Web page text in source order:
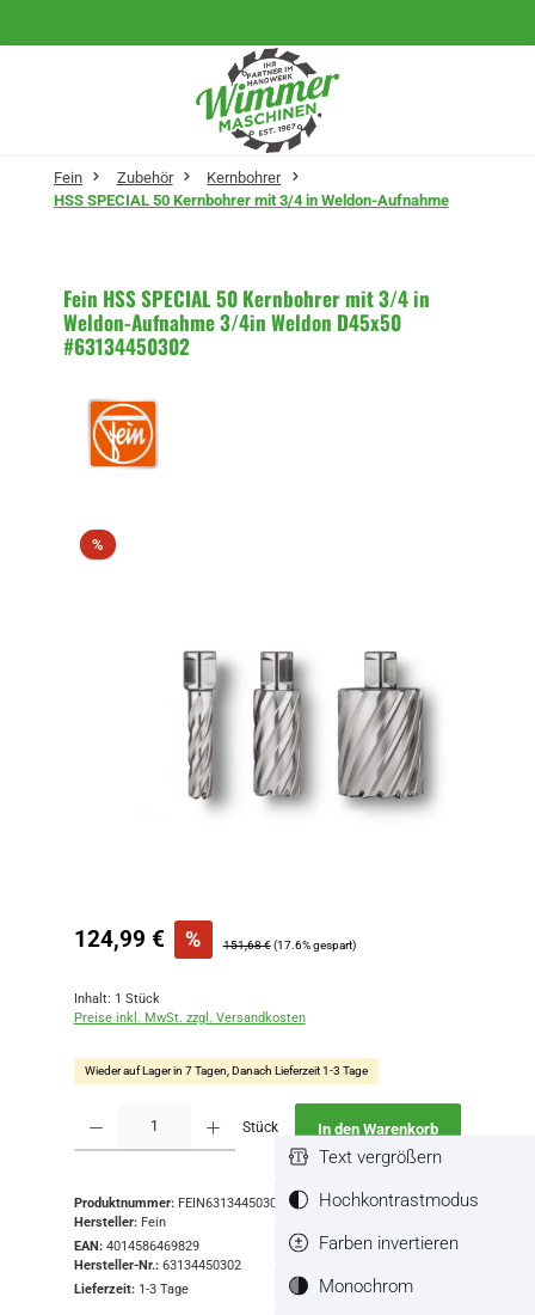
Fein Zubehör
Kernbohrer
HSS SPECIAL 50 Kernbohrer mit 3/4 in Weldon-Aufnahme
Fein HSS SPECIAL 50 Kernbohrer mit 3/4 in
Weldon-Aufnahme 3/4in Weldon D45x50
#63134450302
%Rabatt
Verkaufspreis:
124,99 € % Regulärer Preis:
151,68 € (17.6% gespart)
Inhalt: 1 Stück
Preise inkl. MwSt. zzgl. Versandkosten
Wieder auf Lager in 7 Tagen, Danach Lieferzeit 1-3 Tage
Stück In den Warenkorb
Produktnummer: FEIN63134450302
Hersteller: Fein
EAN: 4014586469829
Hersteller-Nr.: 63134450302
Lieferzeit: 1-3 Tage
Text vergrößern
Hochkontrastmodus
Farben invertieren
Monochrom